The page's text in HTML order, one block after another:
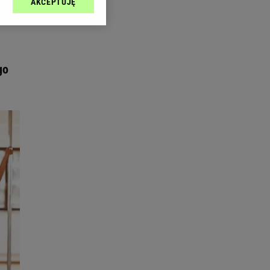
sp. z o.o., jej
Zmiana ustawień
celów identyfikacji.
reklam i treści,